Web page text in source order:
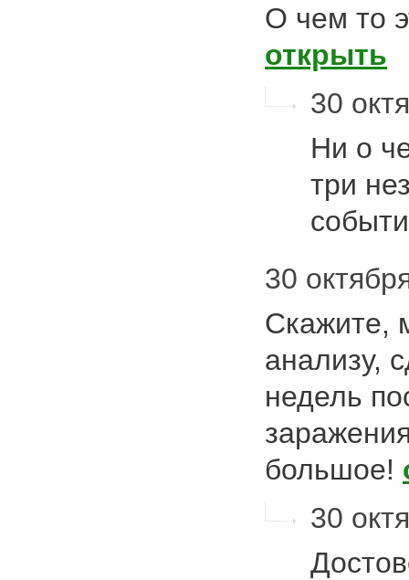
О чем то
открыть
30
Ни о
три
30
Скажите,
анализу,
недель
большое!
30